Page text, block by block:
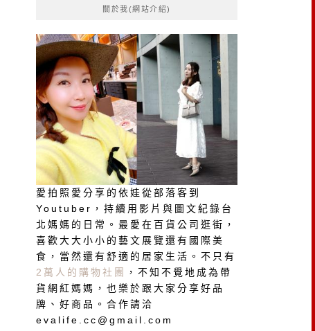
關於我(網站介紹)
愛拍照愛分享的依娃從部落客到
Youtuber，持續用影片與圖文紀錄台
北媽媽的日常。最愛在百貨公司逛街，
喜歡大大小小的藝文展覽還有國際美
食，當然還有舒適的居家生活。不只有
2萬人的購物社團
，不知不覺地成為帶
貨網紅媽媽，也樂於跟大家分享好品
牌、好商品。合作請洽
evalife.cc@gmail.com